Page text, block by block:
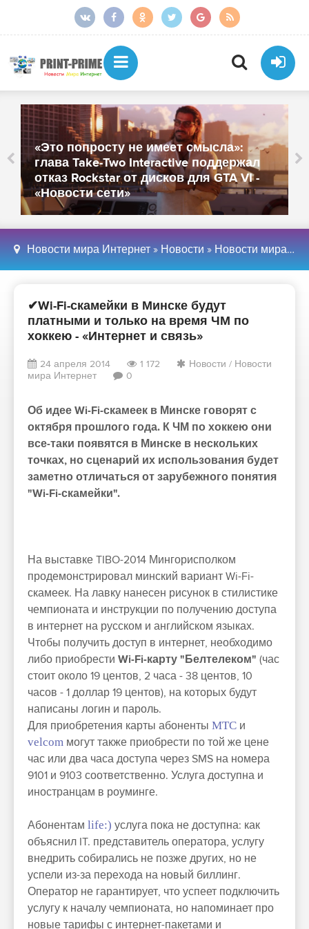
«Это попросту не имеет смысла»:
глава Take-Two Interactive поддержал
отказ Rockstar от дисков для GTA VI -
«Новости сети»
Новости мира Интернет » Новости » Новости мира Интернет
✔Wi-Fi-скамейки в Минске будут
платными и только на время ЧМ по
хоккею - «Интернет и связь»
24 апреля 2014 1 172 Новости / Новости
мира Интернет
0
Об идее Wi-Fi-скамеек в Минске говорят с
октября прошлого года. К ЧМ по хоккею они
все-таки появятся в Минске в нескольких
точках, но сценарий их использования будет
заметно отличаться от зарубежного понятия
"Wi-Fi-скамейки".
На выставке TIBO-2014 Мингорисполком
продемонстрировал минский вариант Wi-Fi-
скамеек. На лавку нанесен рисунок в стилистике
чемпионата и инструкции по получению доступа
в интернет на русском и английском языках.
Чтобы получить доступ в интернет, необходимо
либо приобрести Wi-Fi-карту "Белтелеком" (час
стоит около 19 центов, 2 часа - 38 центов, 10
часов - 1 доллар 19 центов), на которых будут
написаны логин и пароль.
Для приобретения карты абоненты МТС и
velcom могут также приобрести по той же цене
час или два часа доступа через SMS на номера
9101 и 9103 соответственно. Услуга доступна и
иностранцам в роуминге.
Абонентам life:) услуга пока не доступна: как
объяснил IT. представитель оператора, услугу
внедрить собирались не позже других, но не
успели из-за перехода на новый биллинг.
Оператор не гарантирует, что успеет подключить
услугу к началу чемпионата, но напоминает про
новые тарифы с интернет-пакетами и